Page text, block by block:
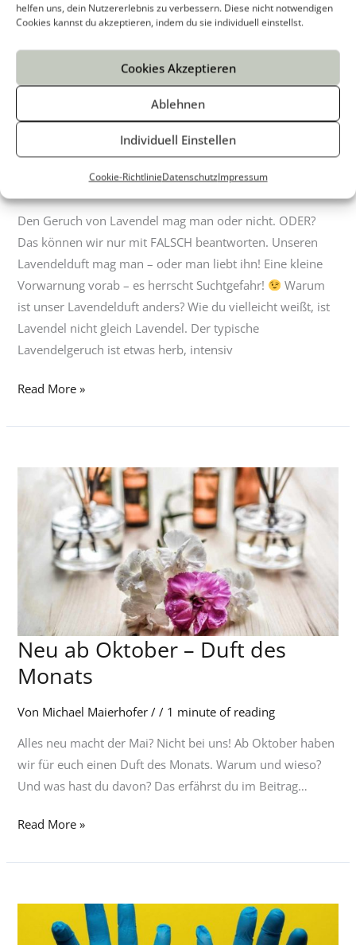
helfen uns, dein Nutzererlebnis zu verbessern. Diese nicht notwendigen
Cookies kannst du akzeptieren, indem du sie individuell einstellst.
Cookies Akzeptieren
Ablehnen
Individuell Einstellen
Cookie-RichtlinieDatenschutzImpressum
Duft des Monats – Lavendel
Den Geruch von Lavendel mag man oder nicht. ODER?
Das können wir nur mit FALSCH beantworten. Unseren
Lavendelduft mag man – oder man liebt ihn! Eine kleine
Vorwarnung vorab – es herrscht Suchtgefahr!
Warum
ist unser Lavendelduft anders? Wie du vielleicht weißt, ist
Lavendel nicht gleich Lavendel. Der typische
Lavendelgeruch ist etwas herb, intensiv
Duft
–
Lavendel
Read More »
Neu ab Oktober – Duft des
Monats
Von Michael Maierhofer// 1 minute of reading
Alles neu macht der Mai? Nicht bei uns! Ab Oktober haben
wir für euch einen Duft des Monats. Warum und wieso?
Und was hast du davon? Das erfährst du im Beitrag…
Neu
ab
Oktober
–
des
Monats
Read More »